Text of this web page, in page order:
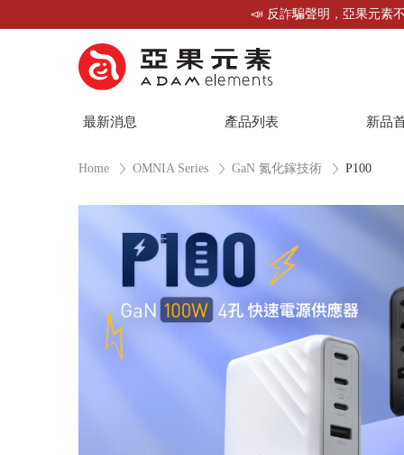
📣 反詐騙聲明，亞果元素
最新消息 產品列表 新品
Home OMNIA Series GaN 氮化鎵技術 P100